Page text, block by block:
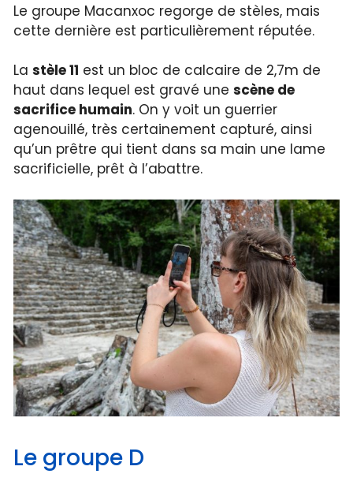
Le groupe Macanxoc regorge de stèles, mais
cette dernière est particulièrement réputée.
Lastèle 11 est un bloc de calcaire de 2,7m de
haut dans lequel est gravé unescène de
sacrifice humain. On y voit un guerrier
agenouillé, très certainement capturé, ainsi
qu’un prêtre qui tient dans sa main une lame
sacrificielle, prêt à l’abattre.
Le groupe D